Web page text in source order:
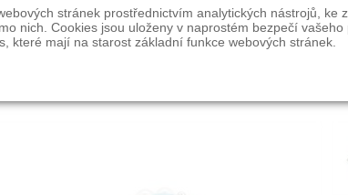
stránek prostřednictvím analytických nástrojů,
nich. Cookies jsou uloženy v naprostém bezpečí
které mají na starost základní funkce webových stránek.